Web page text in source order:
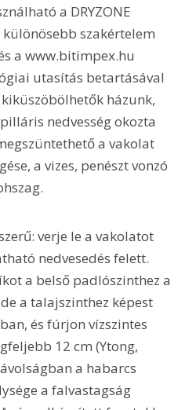
a DRYZONE
szakértelem
a www.bitimpex.hu
utasítás betartásával
házunk,
nedvesség okozta
a vakolat
a vizes, penészt vonzó
verje le a vakolatot
nedvesedés felett.
a belső padlószinthez a
a talajszinthez képest
és fúrjon vízszintes
12 cm (Ytong,
a habarcs
a falvastagság